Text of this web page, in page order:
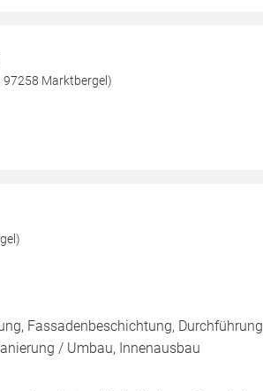
97258 Marktbergel)
Fassadenbeschichtung,
/ Umbau, Innenausbau